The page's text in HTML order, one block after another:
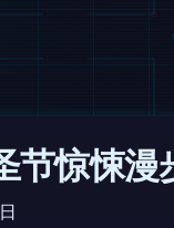
惊悚漫